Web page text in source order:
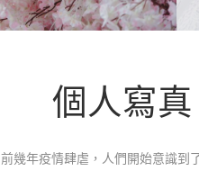
個人寫
前幾年疫情肆虐，人們開始意識到